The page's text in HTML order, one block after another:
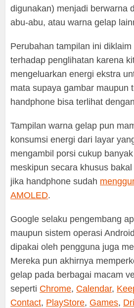
digunakan) menjadi berwarna
abu-abu, atau warna gelap
Perubahan tampilan ini
terhadap penglihatan karena
mengeluarkan energi ekstra
mata supaya gambar maupun
handphone bisa terlihat
Tampilan warna gelap pun
konsumsi energi dari layar
mengambil porsi cukup
meskipun secara khusus
jika handphone sudah
AMOLED.
Google selaku pengembang
maupun sistem operasi
dipakai oleh pengguna juga
Mereka pun akhirnya
gelap pada berbagai macam
seperti Chrome, Calendar,
Contact, PlayStore, Games,